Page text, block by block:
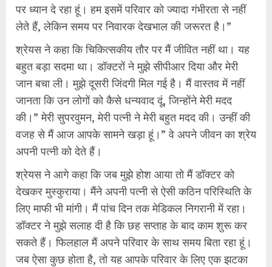
पर ध्यान दे रहा हूं। हम इसमें परिवार को ज्यादा गंभीरता से नहीं
लेते हैं, लेकिन समय पर निवारक देखभाल की जरूरत है।”
श्रेयस ने कहा कि चिकित्सकीय तौर पर मैं जीवित नहीं था। यह
बहुत बड़ा सदमा था। डॉक्टरों ने मुझे सीपीआर दिया और मेरी
जान बचा ली। मुझे दूसरी जिंदगी मिल गई है। मैं वास्तव में नहीं
जानता कि उन लोगों को कैसे धन्यवाद दूं, जिन्होंने मेरी मदद
की।” मेरी सुपरवुमन, मेरी पत्नी ने मेरी बहुत मदद की। उन्हीं की
वजह से मैं आज आपके सामने खड़ा हूं।” वे अपने जीवन का श्रेय
अपनी पत्नी को देते हैं।
श्रेयस ने आगे कहा कि जब मुझे होश आया तो मैं डॉक्टर को
देखकर मुस्कुराया। मैंने अपनी पत्नी से ऐसी कठिन परिस्थिति के
लिए माफी भी मांगी। मैं पांच दिन तक मेडिकल निगरानी में रहा।
डॉक्टर ने मुझे सलाह दी है कि छह सप्ताह के बाद काम शुरू कर
सकते हैं। फिलहाल मैं अपने परिवार के साथ समय बिता रहा हूं।
जब ऐसा कुछ होता है, तो यह आपके परिवार के लिए एक झटका